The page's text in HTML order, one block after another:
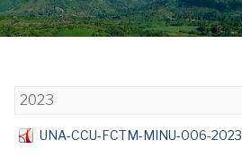
2023
UNA-CCU-FCTM-MINU-006-2023